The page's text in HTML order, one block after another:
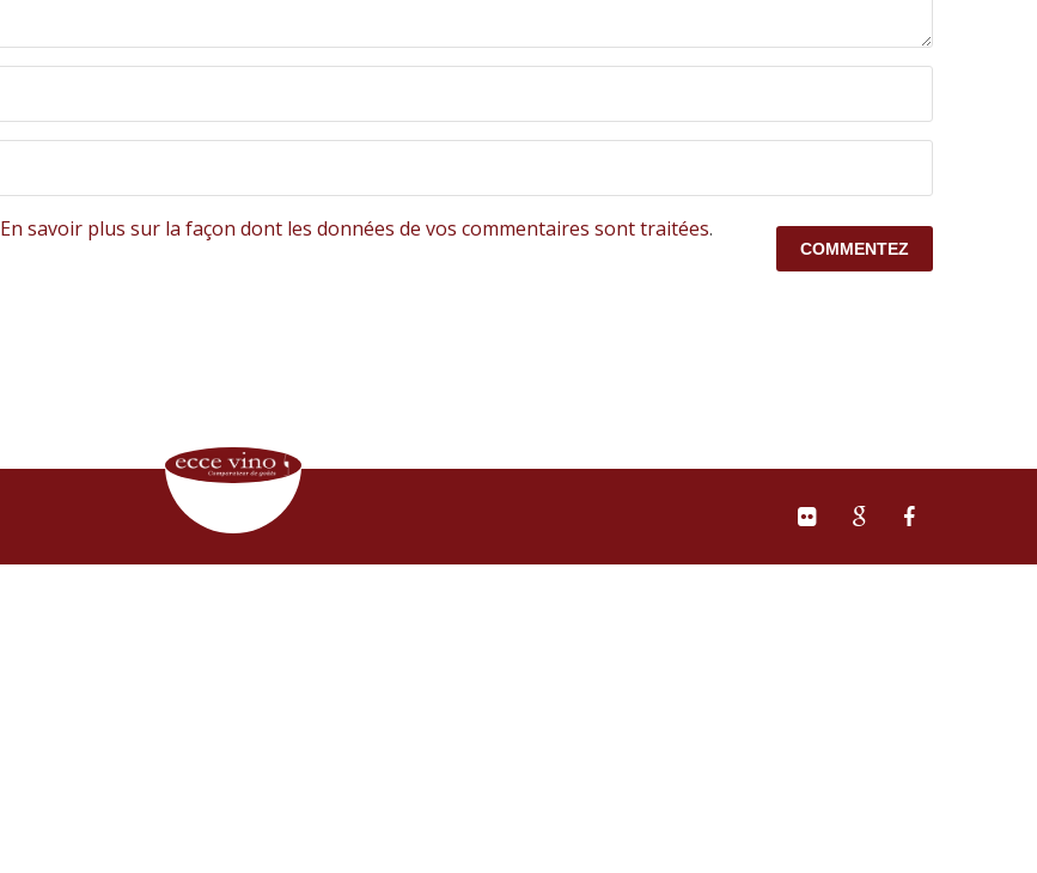
En savoir plus sur la façon dont les données de vos commentaires sont traitées.